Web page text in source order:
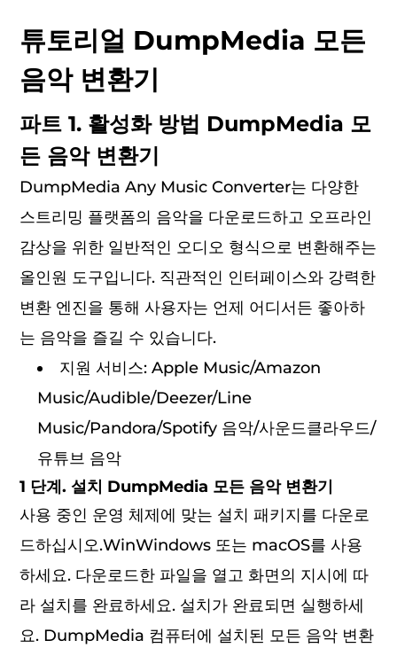
튜토리얼 DumpMedia 모든
음악 변환기
파트 1. 활성화 방법 DumpMedia 모
든 음악 변환기
DumpMedia Any Music Converter는 다양한
스트리밍 플랫폼의 음악을 다운로드하고 오프라인
감상을 위한 일반적인 오디오 형식으로 변환해주는
올인원 도구입니다. 직관적인 인터페이스와 강력한
변환 엔진을 통해 사용자는 언제 어디서든 좋아하
는 음악을 즐길 수 있습니다.
지원 서비스: Apple Music/Amazon
Music/Audible/Deezer/Line
Music/Pandora/Spotify 음악/사운드클라우드/
유튜브 음악
1 단계. 설치 DumpMedia 모든 음악 변환기
사용 중인 운영 체제에 맞는 설치 패키지를 다운로
드하십시오.WinWindows 또는 macOS를 사용
하세요. 다운로드한 파일을 열고 화면의 지시에 따
라 설치를 완료하세요. 설치가 완료되면 실행하세
요. DumpMedia 컴퓨터에 설치된 모든 음악 변환